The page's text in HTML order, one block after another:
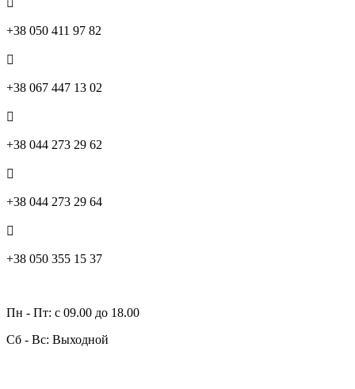
+38 050 411 97 82
+38 067 447 13 02
+38 044 273 29 62
+38 044 273 29 64
+38 050 355 15 37
Пн - Пт: с 09.00 до 18.00
Cб - Вс: Выходной